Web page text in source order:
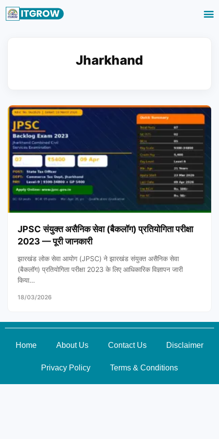
Jharkhand
JPSC संयुक्त असैनिक सेवा (बैकलॉग) प्रतियोगिता परीक्षा
2023 — पूरी जानकारी
झारखंड लोक सेवा आयोग (JPSC) ने झारखंड संयुक्त असैनिक सेवा
(बैकलॉग) प्रतियोगिता परीक्षा 2023 के लिए आधिकारिक विज्ञापन जारी
किया…
18/03/2026
Home About Us Contact Us Disclaimer
Privacy Policy Terms & Conditions